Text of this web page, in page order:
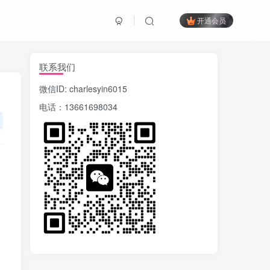
开通会员
联系我们
微信ID: charlesyin6015
电话：13661698034